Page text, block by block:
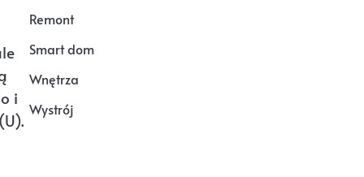
i
Remont
Smart dom
Wnętrza
Wystrój